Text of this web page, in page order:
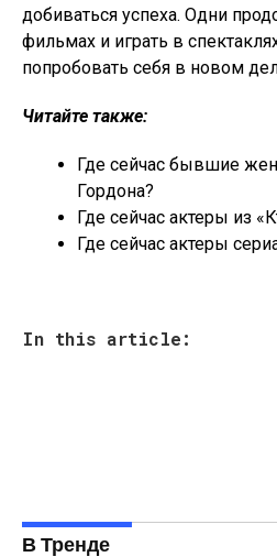
добиваться успеха. Одни
фильмах и играть в
попробовать себя в новом
Читайте также:
Где сейчас бывшие
Гордона?
Где сейчас актеры из
Где сейчас актеры
In this article:
В Тренде